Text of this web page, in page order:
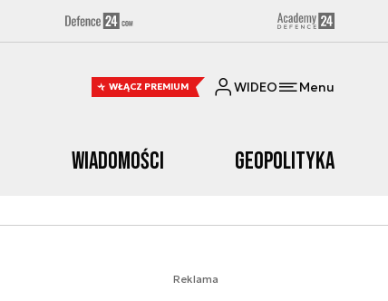
WŁĄCZ PREMIUM WIDEO Menu
Wiadomości Geopolityka
Reklama